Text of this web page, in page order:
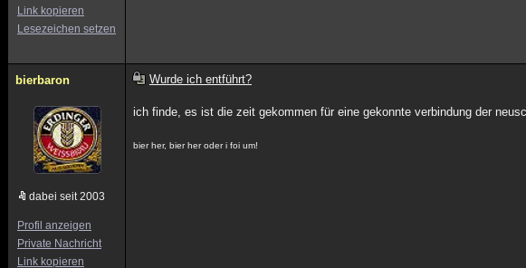
Link kopieren
Lesezeichen setzen
bierbaron
dabei seit 2003
Profil anzeigen
Private Nachricht
Link kopieren
Wurde ich entführt?
ich finde, es ist die zeit gekommen für eine gekonnte verbindung der
bier her, bier her oder i foi um!